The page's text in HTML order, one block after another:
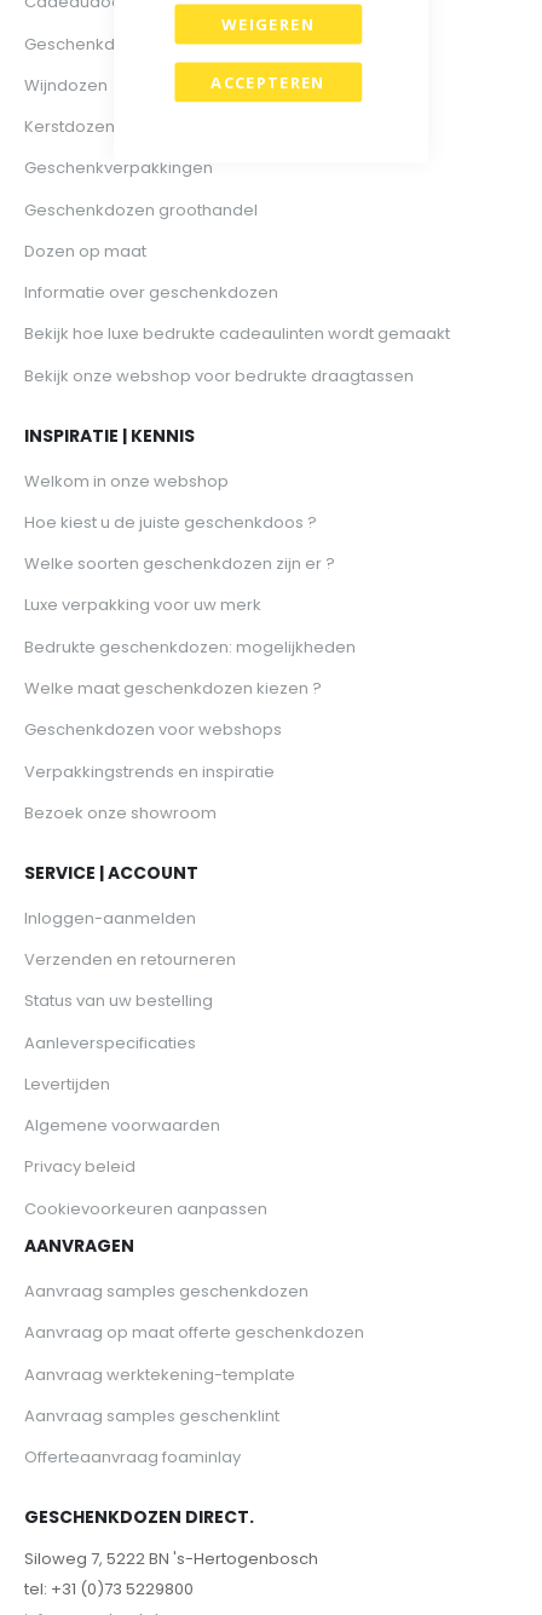
ACCEPTEREN
WEIGEREN
Geschenkdozen bedrukt
Wijndozen
Kerstdozen
Geschenkverpakkingen
Geschenkdozen groothandel
Dozen op maat
Informatie over geschenkdozen
Bekijk hoe luxe bedrukte cadeaulinten wordt gemaakt
Bekijk onze webshop voor bedrukte draagtassen
INSPIRATIE | KENNIS
Welkom in onze webshop
Hoe kiest u de juiste geschenkdoos ?
Welke soorten geschenkdozen zijn er ?
Luxe verpakking voor uw merk
Bedrukte geschenkdozen: mogelijkheden
Welke maat geschenkdozen kiezen ?
Geschenkdozen voor webshops
Verpakkingstrends en inspiratie
Bezoek onze showroom
SERVICE | ACCOUNT
Inloggen-aanmelden
Verzenden en retourneren
Status van uw bestelling
Aanleverspecificaties
Levertijden
Algemene voorwaarden
Privacy beleid
Cookievoorkeuren aanpassen
AANVRAGEN
Aanvraag samples geschenkdozen
Aanvraag op maat offerte geschenkdozen
Aanvraag werktekening-template
Aanvraag samples geschenklint
Offerteaanvraag foaminlay
GESCHENKDOZEN DIRECT.
Siloweg 7, 5222 BN 's-Hertogenbosch
tel: +31 (0)73 5229800